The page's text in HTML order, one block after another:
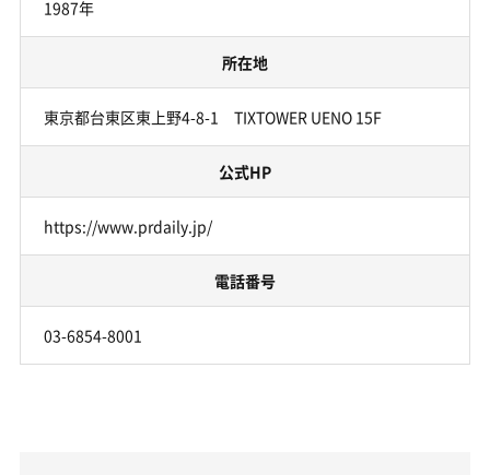
1987年
所在地
東京都台東区東上野4-8-1 TIXTOWER UENO 15F
公式HP
https://www.prdaily.jp/
電話番号
03-6854-8001